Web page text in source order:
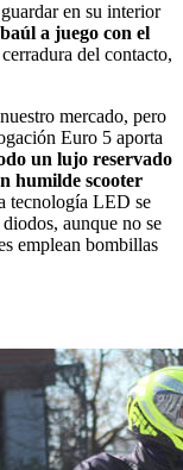
en su interior
baúl a juego con el
del contacto,
mercado, pero
Euro 5 aporta
un lujo reservado
humilde scooter
tecnología LED se
aunque no se
emplean bombillas